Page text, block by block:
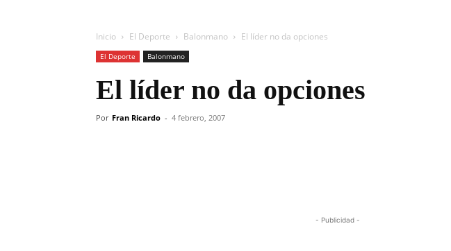
Inicio El Deporte Balonmano El líder no da opciones
El Deporte Balonmano
El líder no da opciones
Por Fran Ricardo - 4 febrero, 2007
- Publicidad -